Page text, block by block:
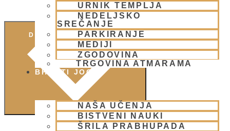
URNIK TEMPLJA
NEDELJSKO
SREČANJE
PARKIRANJE
MEDIJI
ZGODOVINA
TRGOVINA ATMARAMA
BHAKTI JOGA
NAŠA UČENJA
BISTVENI NAUKI
ŠRILA PRABHUPADA
DODAJ V KOLEDAR